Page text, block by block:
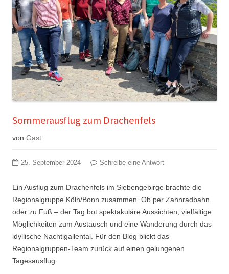
Sommerausflug zum Drachenfels
von Gast
25. September 2024 Schreibe eine Antwort
Ein Ausflug zum Drachenfels im Siebengebirge brachte die
Regionalgruppe Köln/Bonn zusammen. Ob per Zahnradbahn
oder zu Fuß – der Tag bot spektakuläre Aussichten, vielfältige
Möglichkeiten zum Austausch und eine Wanderung durch das
idyllische Nachtigallental. Für den Blog blickt das
Regionalgruppen-Team zurück auf einen gelungenen
Tagesausflug.